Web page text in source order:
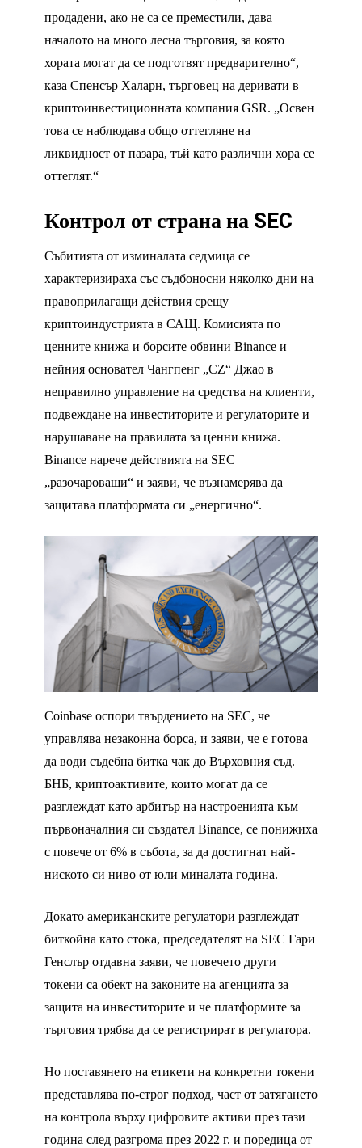
продадени, ако не са се преместили, дава
началото на много лесна търговия, за която
хората могат да се подготвят предварително“,
каза Спенсър Халарн, търговец на деривати в
криптоинвестиционната компания GSR. „Освен
това се наблюдава общо оттегляне на
ликвидност от пазара, тъй като различни хора се
оттеглят.“
Контрол от страна на SEC
Събитията от изминалата седмица се
характеризираха със съдбоносни няколко дни на
правоприлагащи действия срещу
криптоиндустрията в САЩ. Комисията по
ценните книжа и борсите обвини Binance и
нейния основател Чангпенг „CZ“ Джао в
неправилно управление на средства на клиенти,
подвеждане на инвеститорите и регулаторите и
нарушаване на правилата за ценни книжа.
Binance нарече действията на SEC
„разочароващи“ и заяви, че възнамерява да
защитава платформата си „енергично“.
Coinbase оспори твърдението на SEC, че
управлява незаконна борса, и заяви, че е готова
да води съдебна битка чак до Върховния съд.
БНБ, криптоактивите, които могат да се
разглеждат като арбитър на настроенията към
първоначалния си създател Binance, се понижиха
с повече от 6% в събота, за да достигнат най-
ниското си ниво от юли миналата година.
Докато американските регулатори разглеждат
биткойна като стока, председателят на SEC Гари
Генслър отдавна заяви, че повечето други
токени са обект на законите на агенцията за
защита на инвеститорите и че платформите за
търговия трябва да се регистрират в регулатора.
Но поставянето на етикети на конкретни токени
представлява по-строг подход, част от затягането
на контрола върху цифровите активи през тази
година след разгрома през 2022 г. и поредица от